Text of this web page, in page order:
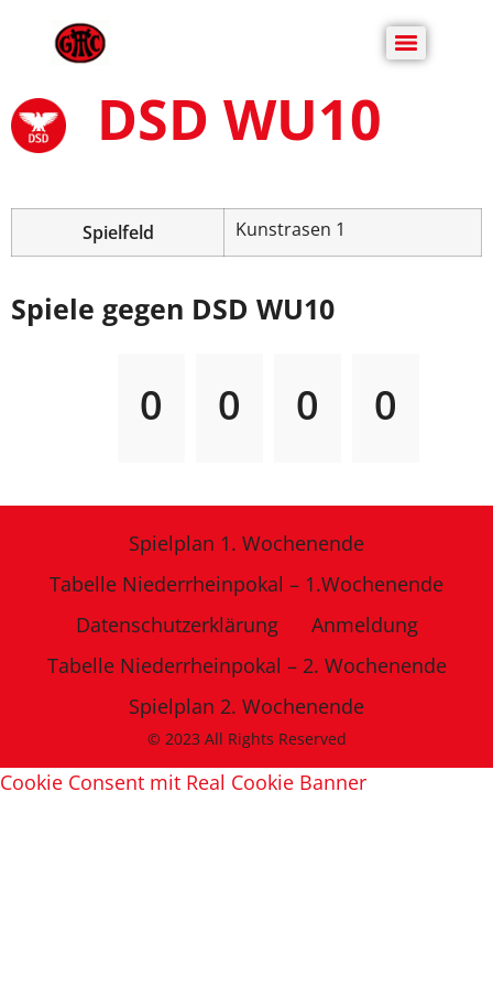
DSD WU10
Spielfeld Kunstrasen 1
Spiele gegen DSD WU10
0 0 0 0
Spielplan 1. Wochenende
Tabelle Niederrheinpokal – 1.Wochenende
Datenschutzerklärung
Anmeldung
Tabelle Niederrheinpokal – 2. Wochenende
Spielplan 2. Wochenende
© 2023 All Rights Reserved
Cookie Consent mit Real Cookie Banner